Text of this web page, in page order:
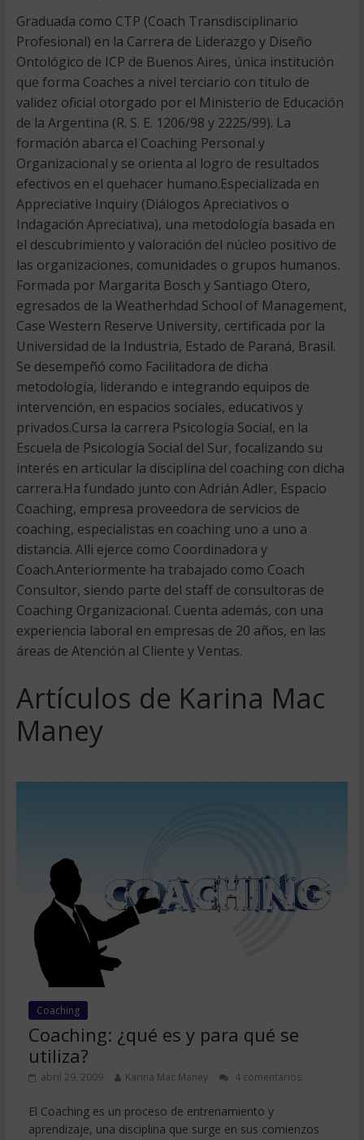
Graduada como CTP (Coach Transdisciplinario
Profesional) en la Carrera de Liderazgo y Diseño
Ontológico de ICP de Buenos Aires, única institución
que forma Coaches a nivel terciario con titulo de
validez oficial otorgado por el Ministerio de Educación
de la Argentina (R. S. E. 1206/98 y 2225/99). La
formación abarca el Coaching Personal y
Organizacional y se orienta al logro de resultados
efectivos en el quehacer humano.Especializada en
Appreciative Inquiry (Diálogos Apreciativos o
Indagación Apreciativa), una metodología basada en
el descubrimiento y valoración del núcleo positivo de
las organizaciones, comunidades o grupos humanos.
Formada por Margarita Bosch y Santiago Otero,
egresados de la Weatherhdad School of Management,
Case Western Reserve University, certificada por la
Universidad de la Industria, Estado de Paraná, Brasil.
Se desempeñó como Facilitadora de dicha
metodología, liderando e integrando equipos de
intervención, en espacios sociales, educativos y
privados.Cursa la carrera Psicología Social, en la
Escuela de Psicología Social del Sur, focalizando su
interés en articular la disciplina del coaching con dicha
carrera.Ha fundado junto con Adrián Adler, Espacio
Coaching, empresa proveedora de servicios de
coaching, especialistas en coaching uno a uno a
distancia. Alli ejerce como Coordinadora y
Coach.Anteriormente ha trabajado como Coach
Consultor, siendo parte del staff de consultoras de
Coaching Organizacional. Cuenta además, con una
experiencia laboral en empresas de 20 años, en las
áreas de Atención al Cliente y Ventas.
Artículos de Karina Mac
Maney
Coaching
Coaching: ¿qué es y para qué se
utiliza?
abril 29, 2009 Karina Mac Maney 4 comentarios
El Coaching es un proceso de entrenamiento y
aprendizaje, una disciplina que surge en sus comienzos